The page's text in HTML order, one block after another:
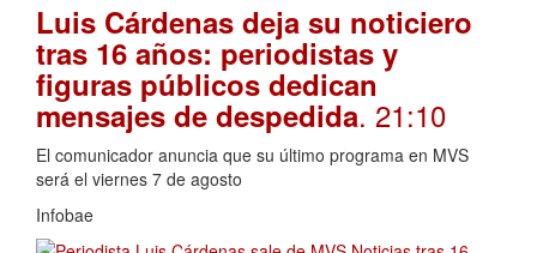
Luis Cárdenas deja su noticiero
tras 16 años: periodistas y
figuras públicos dedican
mensajes de despedida. 21:10
El comunicador anuncia que su último programa en MVS
será el viernes 7 de agosto
Infobae